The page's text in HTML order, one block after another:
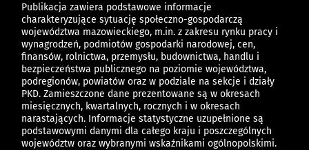
Publikacja zawiera podstawowe informacje
charakteryzujące sytuację społeczno-gospodarczą
województwa mazowieckiego, m.in. z zakresu rynku pracy i
wynagrodzeń, podmiotów gospodarki narodowej, cen,
finansów, rolnictwa, przemysłu, budownictwa, handlu i
bezpieczeństwa publicznego na poziomie województwa,
podregionów, powiatów oraz w podziale na sekcje i działy
PKD. Zamieszczone dane prezentowane są w okresach
miesięcznych, kwartalnych, rocznych i w okresach
narastających. Informacje statystyczne uzupełnione są
podstawowymi danymi dla całego kraju i poszczególnych
województw oraz wybranymi wskaźnikami ogólnopolskimi.